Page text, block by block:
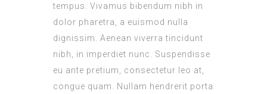
tempus. Vivamus bibendum nibh in
dolor pharetra, a euismod nulla
dignissim. Aenean viverra tincidunt
nibh, in imperdiet nunc. Suspendisse
eu ante pretium, consectetur leo at,
congue quam. Nullam hendrerit porta